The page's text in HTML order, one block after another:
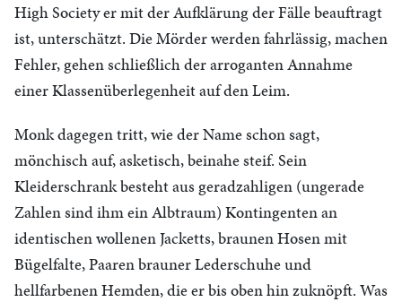
High Society er mit der Aufklärung der Fälle beauftragt
ist, unterschätzt. Die Mörder werden fahrlässig, machen
Fehler, gehen schließlich der arroganten Annahme
einer Klassenüberlegenheit auf den Leim.
Monk dagegen tritt, wie der Name schon sagt,
mönchisch auf, asketisch, beinahe steif. Sein
Kleiderschrank besteht aus geradzahligen (ungerade
Zahlen sind ihm ein Albtraum) Kontingenten an
identischen wollenen Jacketts, braunen Hosen mit
Bügelfalte, Paaren brauner Lederschuhe und
hellfarbenen Hemden, die er bis oben hin zuknöpft. Was